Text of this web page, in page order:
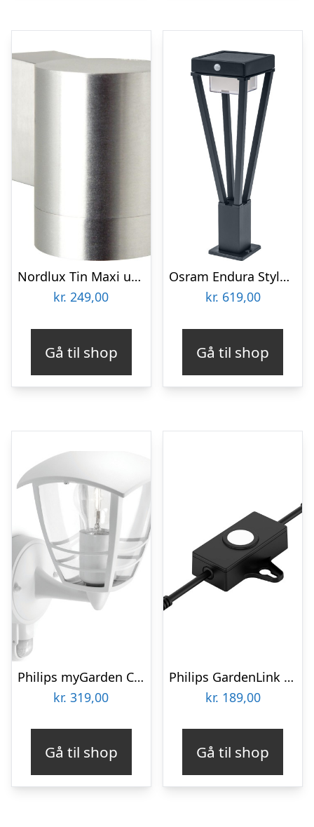
Nordlux Tin Maxi udendørs væglampe, aluminium
kr. 249,00
Gå til shop
Osram Endura Style Bouquet udendørs væglampe med sensor
kr. 619,00
Gå til shop
Philips myGarden Creek Up udendørs væglampe med sensor, hvid
kr. 319,00
Gå til shop
Philips GardenLink Dusk 2 Dawn sensor
kr. 189,00
Gå til shop